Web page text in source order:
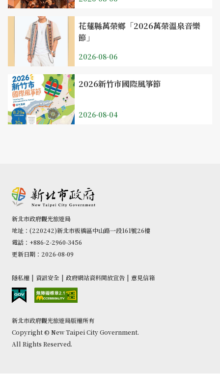
花蓮縣萬榮鄉「2026萬榮溫泉音樂
節」
2026-08-06
2026新竹市國際風箏節
2026-08-04
新北市政府觀光旅遊局
地址：(220242)新北市板橋區中山路一段161號26樓
電話：+886-2-2960-3456
更新日期：2026-08-09
隱私權 資訊安全 政府網站資料開放宣告 意見信箱
新北市政府觀光旅遊局版權所有
Copyright © New Taipei City Government.
All Rights Reserved.